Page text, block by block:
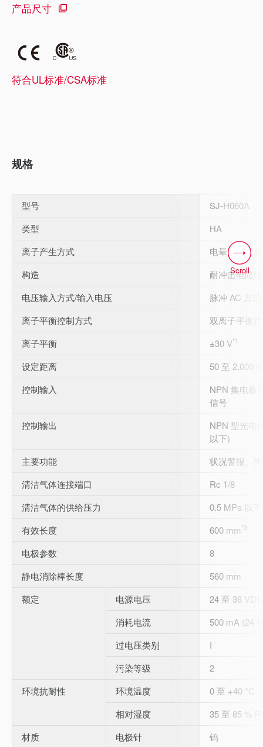
产品尺寸
符合UL标准/CSA标准
规格
型号
SJ-H060A
类型
HA
离子产生方式
电晕放电方式
构造
耐冲击电阻
电压输入方式/输入电压
脉冲 AC 方
离子平衡控制方式
双离子平衡
离子平衡
±30 V*1
设定距离
50 至 2,000
控制输入
NPN 集电极
信号
控制输出
NPN 型光电
以下)
主要功能
状况警报、
清洁气体连接端口
Rc 1/8
清洁气体的供给压力
0.5 MPa 以下
有效长度 600 mm*3
电极参数
8
静电消除棒长度
560 mm
额定
电源电压
24 至 36
消耗电流
500 mA (24
过电压类别
I
污染等级
2
环境抗耐性
环境温度
0 至 +40 °C
相对湿度
35 至 85 %
材质
电极针 钨
Scroll